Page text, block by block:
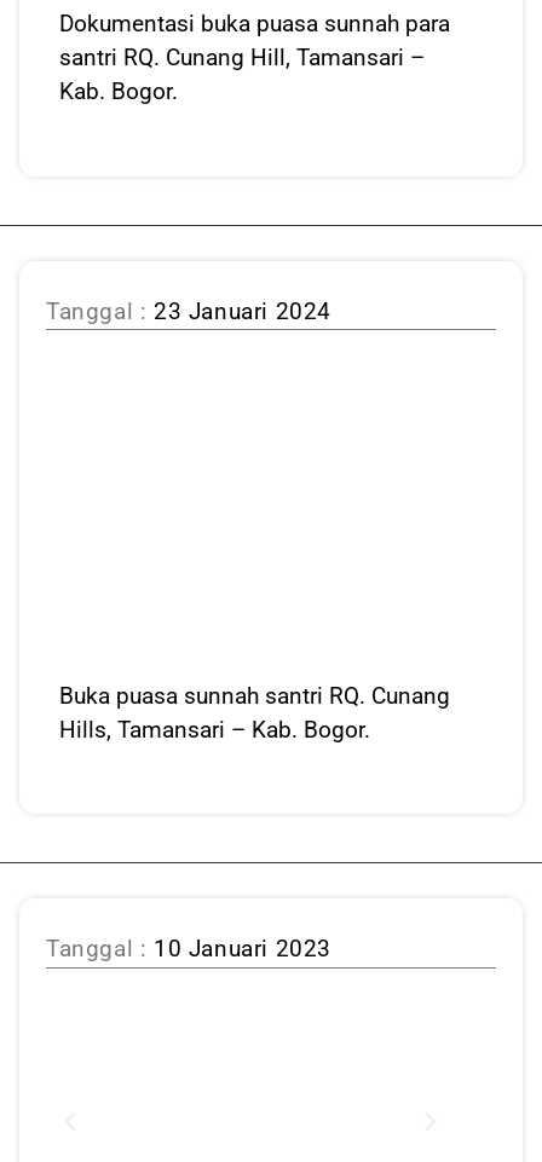
Dokumentasi buka puasa sunnah para
santri RQ. Cunang Hill, Tamansari –
Kab. Bogor.
Tanggal : 23 Januari 2024
Buka puasa sunnah santri RQ. Cunang
Hills, Tamansari – Kab. Bogor.
Tanggal : 10 Januari 2023